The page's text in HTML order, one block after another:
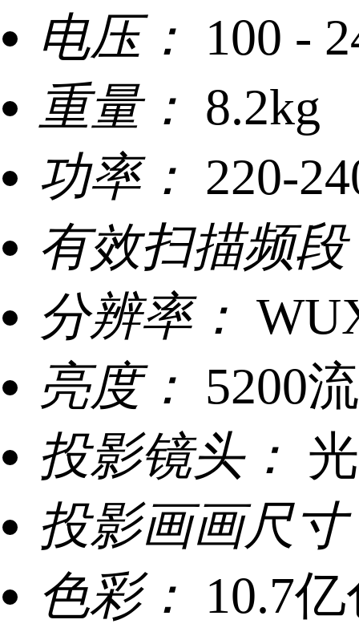
电压： 100 -
重量： 8.2kg
功率： 220-
有效扫描频段
分辨率：
亮度： 5200
投影镜头：
投影画画尺寸
色彩： 10.7